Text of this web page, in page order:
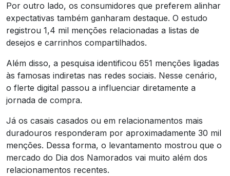
Por outro lado, os consumidores que preferem alinhar
expectativas também ganharam destaque. O estudo
registrou 1,4 mil menções relacionadas a listas de
desejos e carrinhos compartilhados.
Além disso, a pesquisa identificou 651 menções ligadas
às famosas indiretas nas redes sociais. Nesse cenário,
o flerte digital passou a influenciar diretamente a
jornada de compra.
Já os casais casados ou em relacionamentos mais
duradouros responderam por aproximadamente 30 mil
menções. Dessa forma, o levantamento mostrou que o
mercado do Dia dos Namorados vai muito além dos
relacionamentos recentes.